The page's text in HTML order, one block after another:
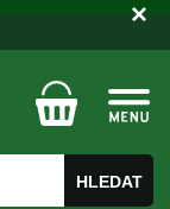
HLEDAT